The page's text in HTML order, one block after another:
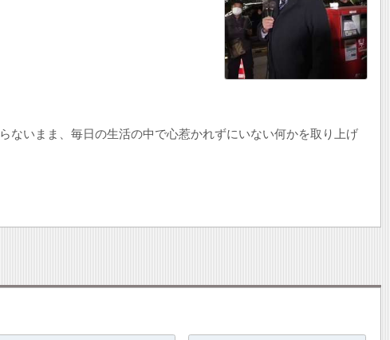
ないまま、毎日の生活の中で心惹かれずにいない何かを取り上げ